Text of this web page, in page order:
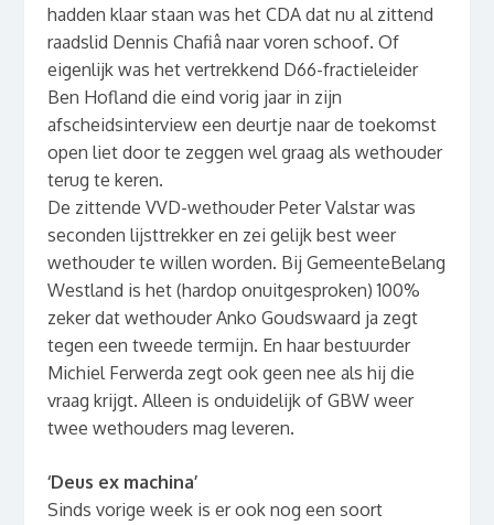
hadden klaar staan was het CDA dat nu al zittend
raadslid Dennis Chafiâ naar voren schoof. Of
eigenlijk was het vertrekkend D66-fractieleider
Ben Hofland die eind vorig jaar in zijn
afscheidsinterview een deurtje naar de toekomst
open liet door te zeggen wel graag als wethouder
terug te keren.
De zittende VVD-wethouder Peter Valstar was
seconden lijsttrekker en zei gelijk best weer
wethouder te willen worden. Bij GemeenteBelang
Westland is het (hardop onuitgesproken) 100%
zeker dat wethouder Anko Goudswaard ja zegt
tegen een tweede termijn. En haar bestuurder
Michiel Ferwerda zegt ook geen nee als hij die
vraag krijgt. Alleen is onduidelijk of GBW weer
twee wethouders mag leveren.
‘Deus ex machina’
Sinds vorige week is er ook nog een soort